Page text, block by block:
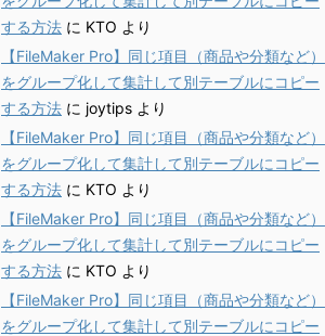
する方法 に KTO より
【FileMaker Pro】同じ項目（商品や分類など）
をグループ化して集計して別テーブルにコピー
する方法 に joytips より
【FileMaker Pro】同じ項目（商品や分類など）
をグループ化して集計して別テーブルにコピー
する方法 に KTO より
【FileMaker Pro】同じ項目（商品や分類など）
をグループ化して集計して別テーブルにコピー
する方法 に KTO より
【FileMaker Pro】同じ項目（商品や分類など）
をグループ化して集計して別テーブルにコピー